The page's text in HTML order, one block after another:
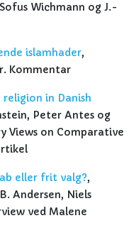
Wichmann og J.-
islamhader,
Kommentar
in Danish
Peter Antes og
Views on Comparative
eller frit valg?,
Andersen, Niels
ved Malene